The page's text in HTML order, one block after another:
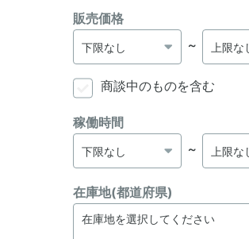
販売価格
～
商談中のものを含む
稼働時間
～
在庫地(都道府県)